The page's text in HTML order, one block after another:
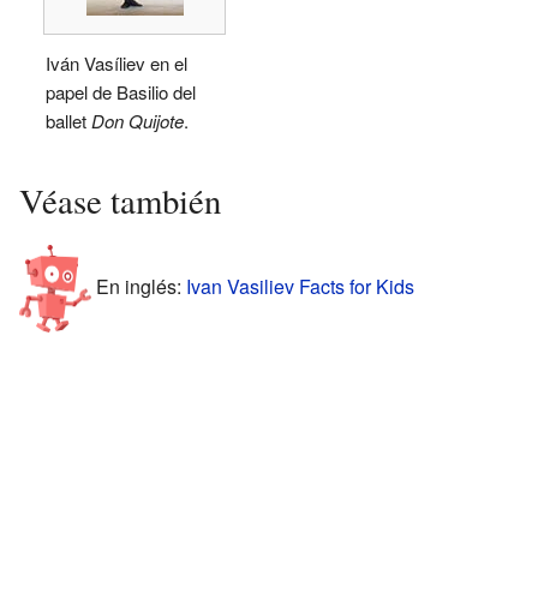
Iván Vasíliev en el
papel de Basilio del
ballet Don Quijote.
Véase también
En inglés: Ivan Vasiliev Facts for Kids